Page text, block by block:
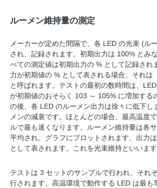
ルーメン維持量の測定
メーカーが定めた間隔で、各 LED の光束 (ル
され、記録されます。初期出力は 100% とみ
べての測定値は初期出力の % として記録され
力が初期値の % として表される場合、それは
と呼ばれます。テストの最初の数時間は、
が初期値のおそらく 103 ～ 105% に増加する
の後、各 LED のルーメン出力は徐々に低下し
メンの減衰です。ほとんどの場合、最高温度
ルで最も速くなります。ルーメン維持量は各
平均され、グラフにプロットされます。出力
として表されます。これを光束維持といいます
テストは 3 セットのサンプルで行われ、それ
行されます。高温環境で動作する LED は最も